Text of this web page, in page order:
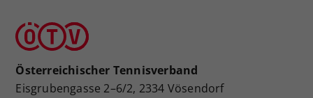
Österreichischer Tennisverband
Eisgrubengasse 2–6/2, 2334 Vösendorf